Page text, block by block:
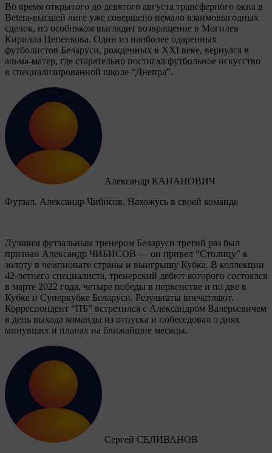
Во время открытого до девятого августа трансферного окна в
Betera-высшей лиге уже совершено немало взаимовыгодных
сделок, но особняком выглядит возвращение в Могилев
Кирилла Цепенкова. Один из наиболее одаренных
футболистов Беларуси, рожденных в XXI веке, вернулся в
альма-матер, где старательно постигал футбольное искусство
в специализированной школе “Днепра”.
Александр КАНАНОВИЧ
Футзал. Александр Чибисов. Нахожусь в своей команде
Лучшим футзальным тренером Беларуси третий раз был
признан Александр ЧИБИСОВ — он привел “Столицу” к
золоту в чемпионате страны и выигрышу Кубка. В коллекции
42-летнего специалиста, тренерский дебют которого состоялся
в марте 2022 года, четыре победы в первенстве и по две в
Кубке и Суперкубке Беларуси. Результаты впечатляют.
Корреспондент “ПБ” встретился с Александром Валерьевичем
в день выхода команды из отпуска и побеседовал о днях
минувших и планах на ближайшие месяцы.
Сергей СЕЛИВАНОВ